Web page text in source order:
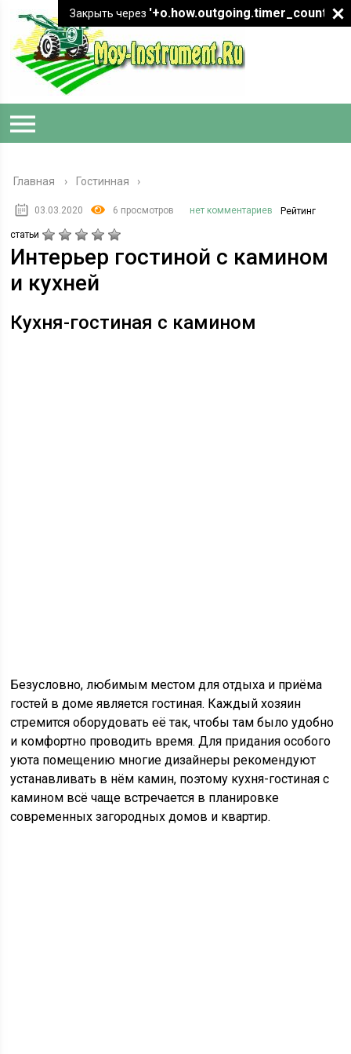
Главная › Гостинная
03.03.2020 6 просмотров нет комментариев Рейтинг
статьи
Интерьер гостиной с камином
и кухней
Кухня-гостиная с камином
Безусловно, любимым местом для отдыха и приёма
гостей в доме является гостиная. Каждый хозяин
стремится оборудовать её так, чтобы там было удобно
и комфортно проводить время. Для придания особого
уюта помещению многие дизайнеры рекомендуют
устанавливать в нём камин, поэтому кухня-гостиная с
камином всё чаще встречается в планировке
современных загородных домов и квартир.
Закрыть через '+o.how.outgoing.timer_count+"